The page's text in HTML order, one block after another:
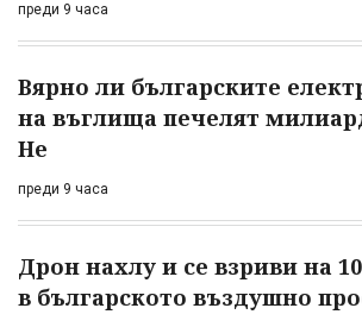
преди 9 часа
Вярно ли българските
на въглища печелят
Не
преди 9 часа
Дрон нахлу и се взриви на
в българското въздушно